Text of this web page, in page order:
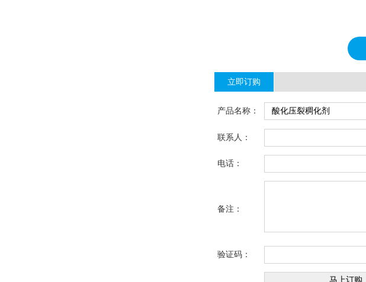
立即订购
产品名称：
联系人：
电话：
备注：
验证码：